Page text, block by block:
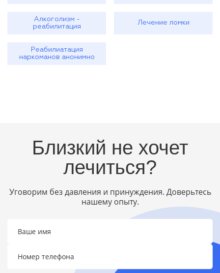
Алкоголизм -
реабилитация
Лечение ломки
Реабилиатация
наркоманов анонимно
Близкий не хочет
лечиться?
Уговорим без давления и принуждения. Доверьтесь
нашему опыту.